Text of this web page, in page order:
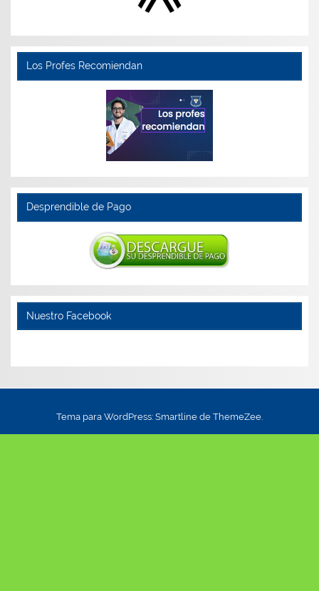
Los Profes Recomiendan
Desprendible de Pago
Nuestro Facebook
Tema para WordPress: Smartline de ThemeZee.